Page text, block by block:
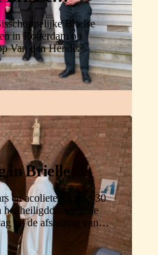
Brielse
in Rotterdam op
Van den Hende.
in Brielle
en acolieten waren 30
het heiligdom voor de
bij de afsluiting van